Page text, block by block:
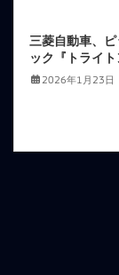
三菱自動車、
ック『トライ
2026年1月23日